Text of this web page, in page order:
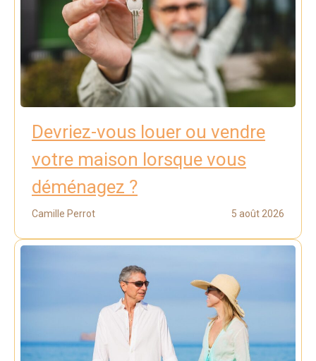
Devriez-vous louer ou vendre
votre maison lorsque vous
déménagez ?
Camille Perrot 5 août 2026